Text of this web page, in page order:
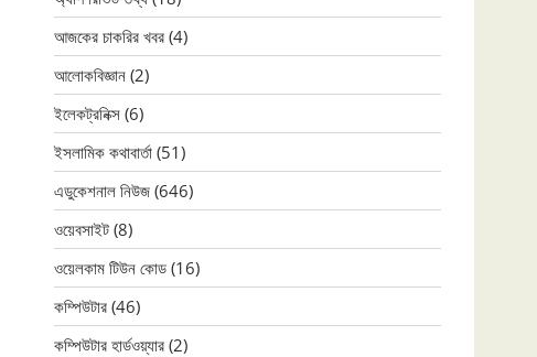
আজকের চাকরির খবর (4)
আলোকবিজ্ঞান (2)
ইলেকট্রনিক্স (6)
ইসলামিক কথাবার্তা (51)
এডুকেশনাল নিউজ (646)
ওয়েবসাইট (8)
ওয়েলকাম টিউন কোড (16)
কম্পিউটার (46)
কম্পিউটার হার্ডওয়্যার (2)